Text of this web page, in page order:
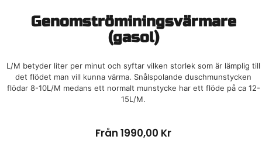
Genomströminingsvärmare
(gasol)
L/M betyder liter per minut och syftar vilken storlek som är lämplig till
det flödet man vill kunna värma. Snålspolande duschmunstycken
flödar 8-10L/M medans ett normalt munstycke har ett flöde på ca 12-
15L/M.
Från1990,00 Kr